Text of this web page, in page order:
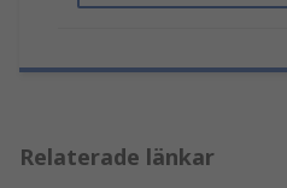
Relaterade länkar